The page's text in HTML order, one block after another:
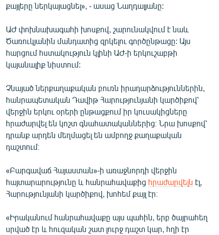
քայլերը ներկայացնել», - ասաց Նաղդալյանը:
ԱԺ փոխնախագահի խոսքով, շարունակվում է նաև
Ծառուկյանին մանդատից զրկելու գործընթացը: Այս
հարցում հստակություն կլինի ԱԺ-ի երկուշաբթի
կայանալիք նիստում:
Չնայած ներքաղաքական բուռն իրադարձություններին,
հանրապետական Դավիթ Հարությունյանի կարծիքով՝
վերջին երկու օրերի ընթացքում իր կուսակիցները
հրաժարվել են կոշտ գնահատականներից։ Նրա խոսքով՝
դրանք արդեն մեղմացել են ամբողջ քաղաքական
դաշտում։
«Բարգավաճ Հայաստան»-ի առաջնորդի վերջին
հայտարարությունը և հանրահավաքից հրաժարվելն էլ,
Հարությունյանի կարծիքով, խոհեմ քայլ էր։
«Իրականում հանրահավաքը այս պահին, երբ ծայրահեղ
սրված էր և հուզական շատ լուրջ դաշտ կար, հղի էր